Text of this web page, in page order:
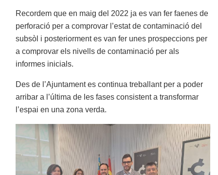
Recordem que en maig del 2022 ja es van fer faenes de
perforació per a comprovar l’estat de contaminació del
subsòl i posteriorment es van fer unes prospeccions per
a comprovar els nivells de contaminació per als
informes inicials.
Des de l’Ajuntament es continua treballant per a poder
arribar a l’última de les fases consistent a transformar
l’espai en una zona verda.